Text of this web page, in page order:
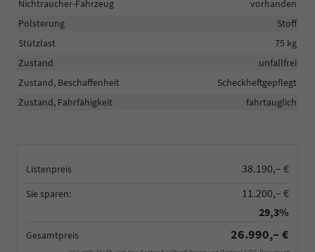
Listenpreis 38.190,– €
Sie sparen:
11.200,– €
29,3%
Gesamtpreis 26.990,– €
Nichtraucher-Fahrzeug
vorhanden
Polsterung
Stoff
Stützlast
75 kg
Zustand
unfallfrei
Zustand, Beschaffenheit
Scheckheftgepflegt
Zustand, Fahrfähigkeit
fahrtauglich